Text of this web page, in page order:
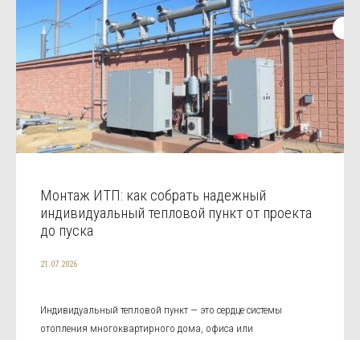
Монтаж ИТП: как собрать надежный
индивидуальный тепловой пункт от проекта
до пуска
21.07.2026
Индивидуальный тепловой пункт — это сердце системы
отопления многоквартирного дома, офиса или